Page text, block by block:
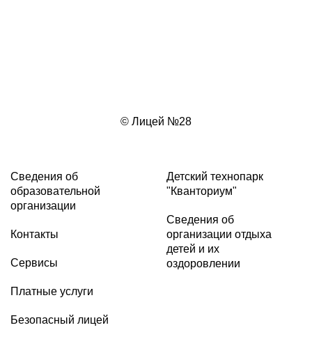
© Лицей №28
Сведения об
образовательной
организации
Контакты
Сервисы
Платные услуги
Безопасный лицей
Детский технопарк
"Кванториум"
Сведения об
организации отдыха
детей и их
оздоровлении